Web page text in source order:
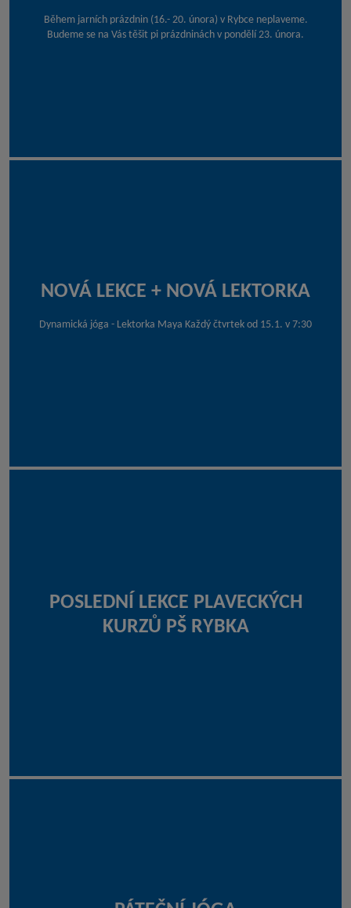
Během jarních prázdnin (16.- 20. února) v Rybce neplaveme.
Budeme se na Vás těšit pi prázdninách v pondělí 23. února.
NOVÁ LEKCE + NOVÁ LEKTORKA
Dynamická jóga - Lektorka Maya Každý čtvrtek od 15.1. v 7:30
POSLEDNÍ LEKCE PLAVECKÝCH
KURZŮ PŠ RYBKA